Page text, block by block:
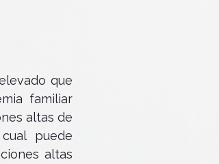
que
familiar
altas de
puede
altas